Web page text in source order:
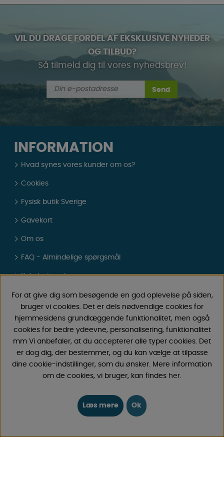
VIL DU DRAGE FORDEL AF EKSKLUSIVE NYHEDER
OG TILBUD?
Så tilmeld dig til vores nyhedsbrev!
Send
INFORMATION
Hvad synes vores kunder om os?
Cookies
Fysisk butik Sverige
Gavekort
Om os
FAQ - Almindelige spørgsmål
Købsbetingelser
Log ind
KONTAKT
Vi svarer altid indenfor 24 timer på hverdage.
Registrer din retur
Gælder fortrydelseskøb, fejlkøb.
Registrer din reklamation
Gælder defekt vare, transportskade mv.
For at give dig som besøgende en god oplevelse på siden,
bruger vi cookies. Det er dels nødvendige cookies for
hjemmesidens grundlæggende funktionalitet, men også
cookies for bedre ydeevne, personalisering, funktionalitet
mm Vi anbefaler, at du accepterer alle typer cookies. Det
er dog dig, der bestemmer, og du kan vælge at tilpasse
dine cookie-indstillinger, som du ønsker. Mere information
om de cookies, vi bruger, kan findes her.
Læs mere Ok